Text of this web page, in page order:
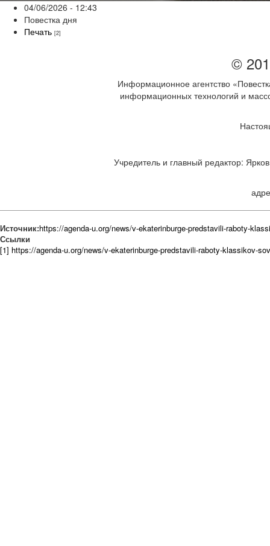
04/06/2026 - 12:43
Повестка дня
Печать [2]
©
Информационное агентство
информационных технологий и
Учредитель и главный редактор:
Источник:https://agenda-u.org/news/v-ekaterinburge-predstavili-raboty-
Ссылки
[1] https://agenda-u.org/news/v-ekaterinburge-predstavili-raboty-klassikov-